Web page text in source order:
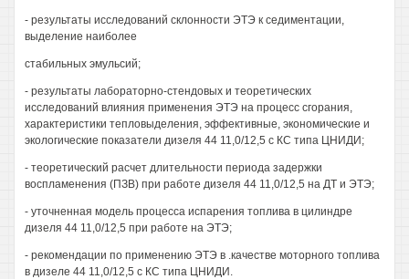
- результаты исследований склонности ЭТЭ к седиментации,
выделение наиболее
стабильных эмульсий;
- результаты лабораторно-стендовых и теоретических
исследований влияния применения ЭТЭ на процесс сгорания,
характеристики тепловыделения, эффективные, экономические и
экологические показатели дизеля 44 11,0/12,5 с КС типа ЦНИДИ;
- теоретический расчет длительности периода задержки
воспламенения (ПЗВ) при работе дизеля 44 11,0/12,5 на ДТ и ЭТЭ;
- уточненная модель процесса испарения топлива в цилиндре
дизеля 44 11,0/12,5 при работе на ЭТЭ;
- рекомендации по применению ЭТЭ в .качестве моторного топлива
в дизеле 44 11,0/12,5 с КС типа ЦНИДИ.